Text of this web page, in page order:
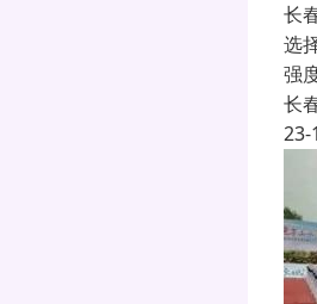
长
选
强
长
23-